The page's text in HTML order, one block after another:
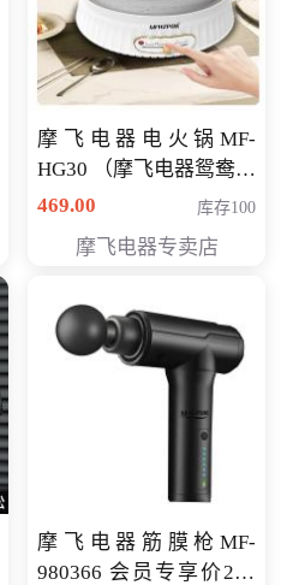
摩飞电器电火锅MF-
HG30 （摩飞电器鸳鸯锅
MF-HG30 ） 会员专享价
469.00 库存100
摩飞电器专卖店
摩飞电器筋膜枪MF-
980366 会员专享价299